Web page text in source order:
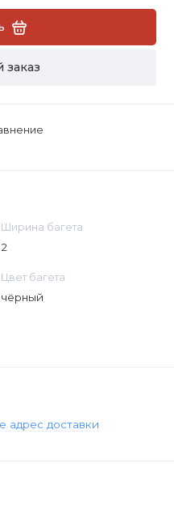
Ширина багета
2
Цвет багета
чёрный
адрес доставки